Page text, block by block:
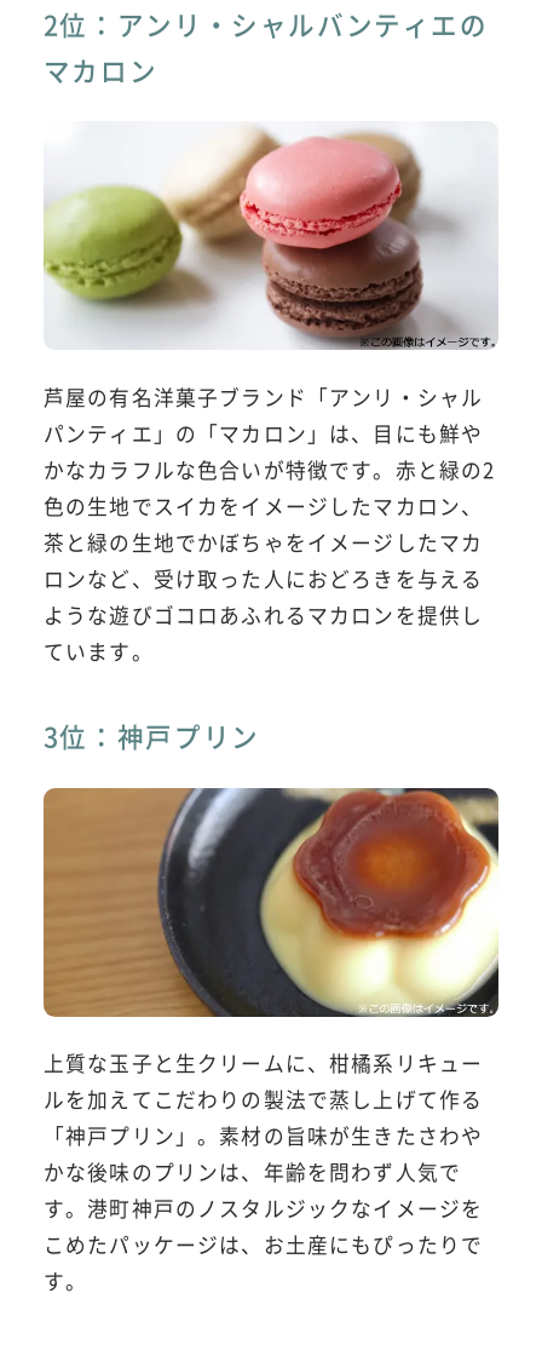
2位：アンリ・シャルバンティエの
マカロン
芦屋の有名洋菓子ブランド「アンリ・シャル
パンティエ」の「マカロン」は、目にも鮮や
かなカラフルな色合いが特徴です。赤と緑の2
色の生地でスイカをイメージしたマカロン、
茶と緑の生地でかぼちゃをイメージしたマカ
ロンなど、受け取った人におどろきを与える
ような遊びゴコロあふれるマカロンを提供し
ています。
3位：神戸プリン
上質な玉子と生クリームに、柑橘系リキュー
ルを加えてこだわりの製法で蒸し上げて作る
「神戸プリン」。素材の旨味が生きたさわや
かな後味のプリンは、年齢を問わず人気で
す。港町神戸のノスタルジックなイメージを
こめたパッケージは、お土産にもぴったりで
す。